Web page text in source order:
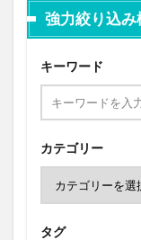
強力絞り込み
キーワード
カテゴリー
タグ